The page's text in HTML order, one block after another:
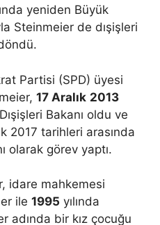
yeniden Büyük
Steinmeier de dışişleri
Partisi (SPD) üyesi
17 Aralık 2013
Bakanı oldu ve
2017 tarihleri arasında
olarak görev yaptı.
idare mahkemesi
ile 1995 yılında
adında bir kız çocuğu